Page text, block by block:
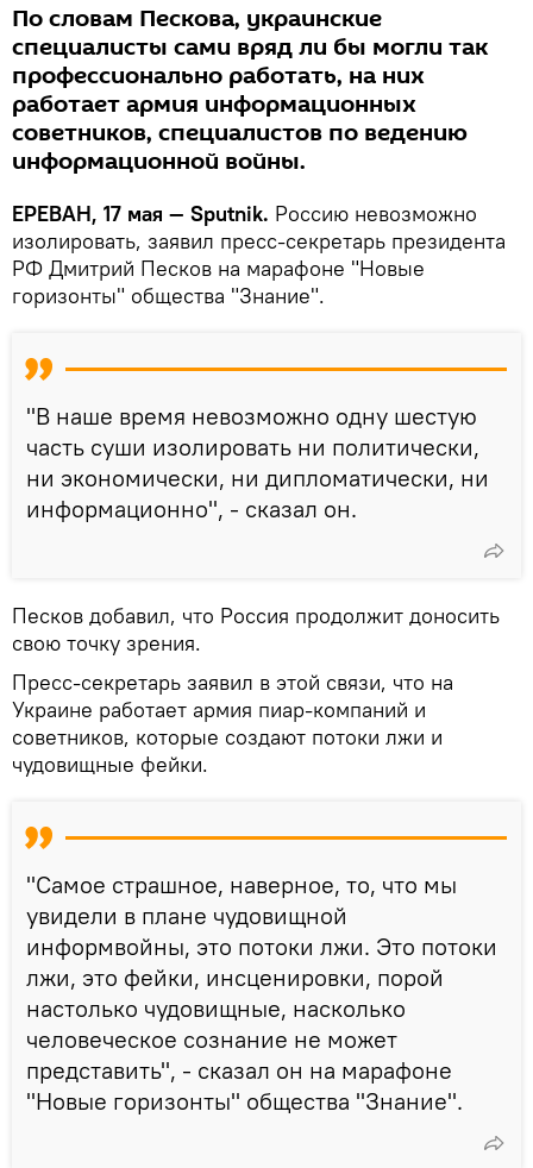
По словам Пескова, украинские
специалисты сами вряд ли бы могли так
профессионально работать, на них
работает армия информационных
советников, специалистов по ведению
информационной войны.
ЕРЕВАН, 17 мая — Sputnik. Россию невозможно
изолировать, заявил пресс-секретарь президента
РФ Дмитрий Песков на марафоне "Новые
горизонты" общества "Знание".
"В наше время невозможно одну шестую
часть суши изолировать ни политически,
ни экономически, ни дипломатически, ни
информационно", - сказал он.
Песков добавил, что Россия продолжит доносить
свою точку зрения.
Пресс-секретарь заявил в этой связи, что на
Украине работает армия пиар-компаний и
советников, которые создают потоки лжи и
чудовищные фейки.
"Самое страшное, наверное, то, что мы
увидели в плане чудовищной
информвойны, это потоки лжи. Это потоки
лжи, это фейки, инсценировки, порой
настолько чудовищные, насколько
человеческое сознание не может
представить", - сказал он на марафоне
"Новые горизонты" общества "Знание".